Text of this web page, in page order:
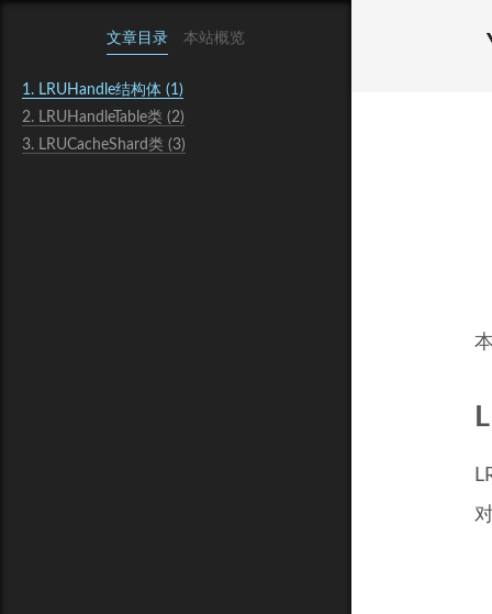
文章目录 本站概览
1. LRUHandle结构体 (1)
2. LRUHandleTable类 (2)
3. LRUCacheShard类 (3)